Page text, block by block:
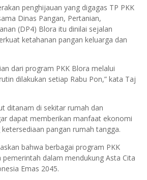
penghijauan yang digagas TP PKK
Dinas Pangan, Pertanian,
(DP4) Blora itu dinilai sejalan
ketahanan pangan keluarga dan
dari program PKK Blora melalui
dilakukan setiap Rabu Pon,” kata Taj
ditanam di sekitar rumah dan
dapat memberikan manfaat ekonomi
pangan rumah tangga.
bahwa berbagai program PKK
pemerintah dalam mendukung Asta Cita
Emas 2045.